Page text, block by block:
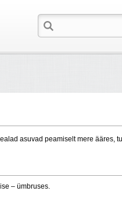
asuvad peamiselt mere ääres,
– ümbruses.